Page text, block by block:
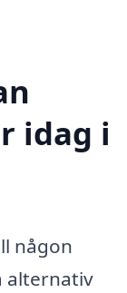
idag i
någon
alternativ